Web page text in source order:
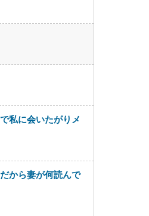
私に会いたがりメ
から妻が何読んで